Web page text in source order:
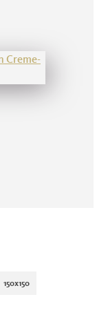
150x150